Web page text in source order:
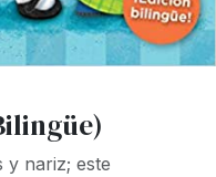
y nariz; este